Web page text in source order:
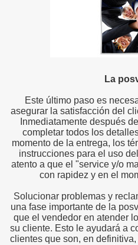
La
Este último paso es
asegurar la satisfacción del
Inmediatamente después
completar todos los
momento de la entrega, los
instrucciones para el uso
atento a que el "service y/o
con rapidez y en el
Solucionar problemas y
una fase importante de la
que el vendedor en atender
su cliente. Esto le ayudará a
clientes que son, en